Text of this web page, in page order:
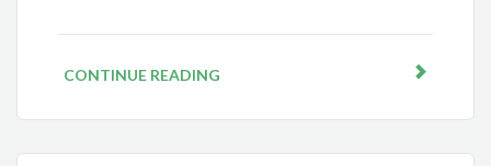
CONTINUE READING